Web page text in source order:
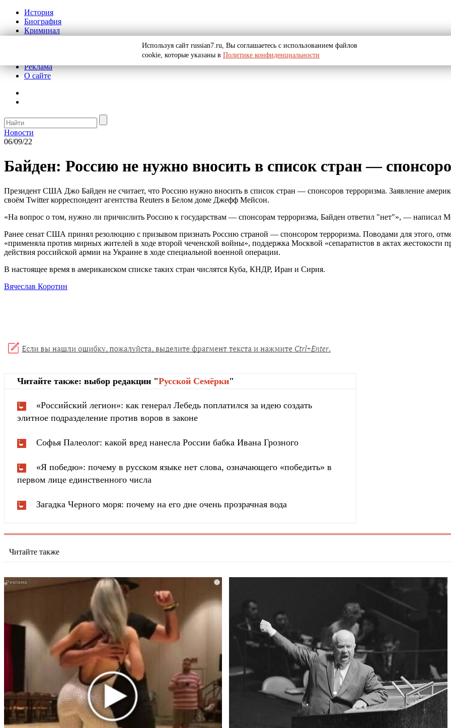
История
Биография
Криминал
Реклама
О сайте
Новости
06/09/22
Байден: Россию не нужно вносить в список стран —
Президент США Джо Байден не считает, что Россию нужно вносить в список стран — спонсоров терроризма. Заявление
своём Twitter корреспондент агентства Reuters в Белом доме Джефф Мейсон.
«На вопрос о том, нужно ли причислить Россию к государствам — спонсорам терроризма, Байден ответил "нет"», — написал
Ранее сенат США принял резолюцию с призывом признать Россию страной — спонсором терроризма. Поводами для этого,
«применяла против мирных жителей в ходе второй чеченской войны», поддержка Москвой «сепаратистов в актах жестокости
действия российской армии на Украине в ходе специальной военной операции.
В настоящее время в американском списке таких стран числятся Куба, КНДР, Иран и Сирия.
Вячеслав Коротин
Читайте также: выбор редакции "Русской Cемёрки"
«Российский легион»: как генерал Лебедь поплатился за идею создать
элитное подразделение против воров в законе
Софья Палеолог: какой вред нанесла России бабка Ивана Грозного
«Я победю»: почему в русском языке нет слова, означающего «победить» в
первом лице единственного числа
Загадка Черного моря: почему на его дне очень прозрачная вода
Читайте также
i
Используя сайт russian7.ru, Вы соглашаетесь с использованием файлов
cookie, которые указаны в Политике конфиденциальности